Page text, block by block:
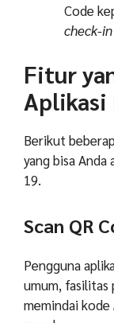
Code
check-in
Fitur
Aplikasi
Berikut
yang bisa Anda
19.
Scan QR
Pengguna
umum, fasilitas
memindai kode